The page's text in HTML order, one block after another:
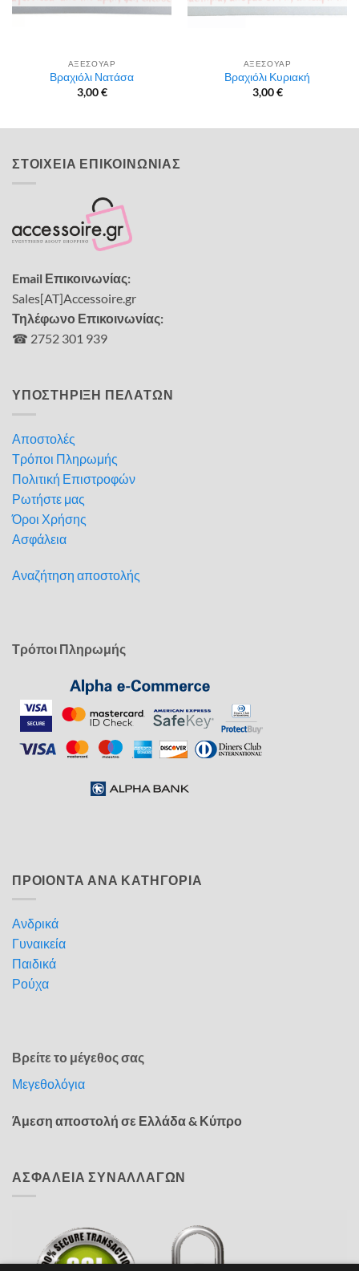
ΑΞΕΣΟΥΑΡ
Βραχιόλι Νατάσα
3,00€
ΑΞΕΣΟΥΑΡ
Βραχιόλι Κυριακή
3,00€
ΣΤΟΙΧΕΙΑ ΕΠΙΚΟΙΝΩΝΙΑΣ
Email Επικοινωνίας:
Sales[AT]Accessoire.gr
Τηλέφωνο Επικοινωνίας:
☎ 2752 301 939
ΥΠΟΣΤΗΡΙΞΗ ΠΕΛΑΤΩΝ
Αποστολές
Τρόποι Πληρωμής
Πολιτική Επιστροφών
Ρωτήστε μας
Όροι Χρήσης
Ασφάλεια
Αναζήτηση αποστολής
Τρόποι Πληρωμής
ΠΡΟΙΟΝΤΑ ΑΝΑ ΚΑΤΗΓΟΡΙΑ
Ανδρικά
Γυναικεία
Παιδικά
Ρούχα
Βρείτε το μέγεθος σας
Μεγεθολόγια
Άμεση αποστολή σε Ελλάδα & Κύπρο
ΑΣΦΑΛΕΙΑ ΣΥΝΑΛΛΑΓΩΝ